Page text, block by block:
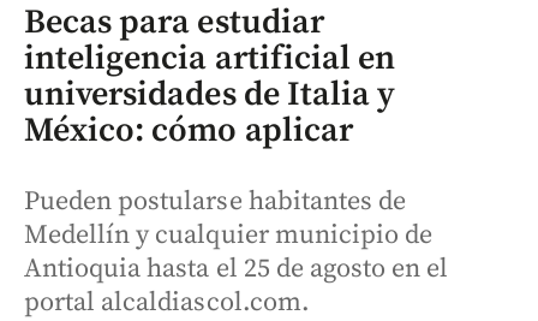
Becas para estudiar
inteligencia artificial en
universidades de Italia y
México: cómo aplicar
Pueden postularse habitantes de
Medellín y cualquier municipio de
Antioquia hasta el 25 de agosto en el
portal alcaldiascol.com.